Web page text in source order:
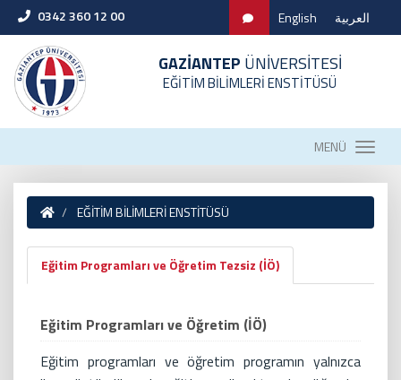
0342 360 12 00 English العربية
GAZİANTEP ÜNİVERSİTESİ
EĞİTİM BİLİMLERİ ENSTİTÜSÜ
MENÜ
EĞİTİM BİLİMLERİ ENSTİTÜSÜ
Eğitim Programları ve Öğretim Tezsiz (İÖ)
Eğitim Programları ve Öğretim (İÖ)
Eğitim programları ve öğretim programın yalnızca